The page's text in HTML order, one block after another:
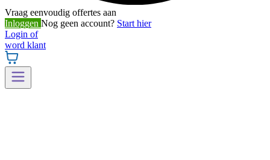
Vraag eenvoudig offertes aan
Inloggen Nog geen account? Start hier
Login of
word klant